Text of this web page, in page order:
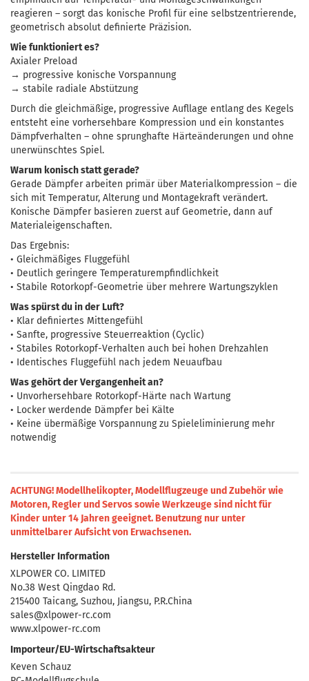
reagieren – sorgt das konische Profil für eine selbstzentrierende,
geometrisch absolut definierte Präzision.
Wie funktioniert es?
Axialer Preload
→ progressive konische Vorspannung
→ stabile radiale Abstützung
Durch die gleichmäßige, progressive Aufllage entlang des Kegels
entsteht eine vorhersehbare Kompression und ein konstantes
Dämpfverhalten – ohne sprunghafte Härteänderungen und ohne
unerwünschtes Spiel.
Warum konisch statt gerade?
Gerade Dämpfer arbeiten primär über Materialkompression – die
sich mit Temperatur, Alterung und Montagekraft verändert.
Konische Dämpfer basieren zuerst auf Geometrie, dann auf
Materialeigenschaften.
Das Ergebnis:
• Gleichmäßiges Fluggefühl
• Deutlich geringere Temperatur­empfindlichkeit
• Stabile Rotorkopf-Geometrie über mehrere Wartungszyklen
Was spürst du in der Luft?
• Klar definiertes Mittengefühl
• Sanfte, progressive Steuerreaktion (Cyclic)
• Stabiles Rotorkopf-Verhalten auch bei hohen Drehzahlen
• Identisches Fluggefühl nach jedem Neuaufbau
Was gehört der Vergangenheit an?
• Unvorhersehbare Rotorkopf-Härte nach Wartung
• Locker werdende Dämpfer bei Kälte
• Keine übermäßige Vorspannung zu Spiel­eliminierung mehr
notwendig
ACHTUNG! Modellhelikopter, Modellflugzeuge und Zubehör wie
Motoren, Regler und Servos sowie Werkzeuge sind nicht für
Kinder unter 14 Jahren geeignet. Benutzung nur unter
unmittelbarer Aufsicht von Erwachsenen.
Hersteller Information
XLPOWER CO. LIMITED
No.38 West Qingdao Rd.
215400 Taicang, Suzhou, Jiangsu, P.R.China
sales@xlpower-rc.com
www.xlpower-rc.com
Importeur/EU-Wirtschaftsakteur
Keven Schauz